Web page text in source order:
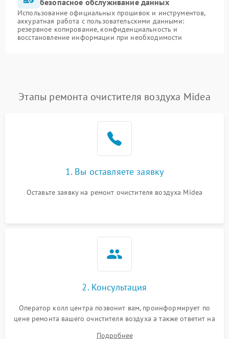
безопасное обслуживание данных
Использование официальных прошивок и инструментов,
аккуратная работа с пользовательскими данными:
резервное копирование, конфиденциальность и
восстановление информации при необходимости
Этапы ремонта очистителя воздуха Midea
1. Вы оставляете заявку
Оставьте заявку на ремонт очистителя воздуха Midea
2. Консультация
Оператор колл центра позвонит вам, проинформирует по
цене ремонта вашего очистителя воздуха а также ответит на
Подробнее